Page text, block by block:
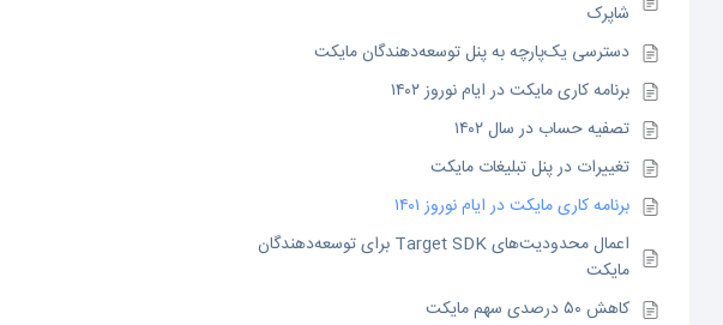
شاپرک
دسترسی یک‌پارچه به پنل توسعه‌دهندگان مایکت
برنامه کاری مایکت در ایام نوروز ۱۴۰۲
تصفیه حساب در سال ۱۴۰۲
تغییرات در پنل تبلیغات مایکت
برنامه کاری مایکت در ایام نوروز ۱۴۰۱
اعمال محدودیت‌های Target SDK برای توسعه‌دهندگان
مایکت
کاهش ۵۰ درصدی سهم مایکت